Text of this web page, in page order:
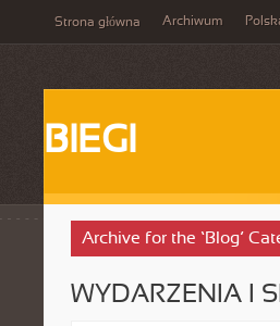
Strona główna Archiwum
BIEGI
Archive for the ‘Blog’
WYDARZENIA I